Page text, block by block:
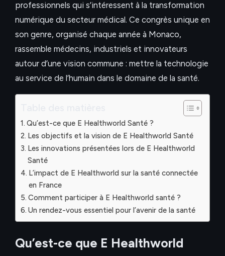
professionnels qui s’intéressent à la transformation
numérique du secteur médical. Ce congrès unique en
son genre, organisé chaque année à Monaco,
rassemble médecins, industriels et innovateurs
autour d’une vision commune : mettre la technologie
au service de l’humain dans le domaine de la santé.
Qu’est-ce que E Healthworld Santé ?
Les objectifs et la vision de E Healthworld Santé
Les innovations présentées lors de E Healthworld
Santé
L’impact de E Healthworld sur la santé connectée
en France
Comment participer à E Healthworld santé ?
Un rendez-vous essentiel pour l’avenir de la santé
Qu’est-ce que E Healthworld